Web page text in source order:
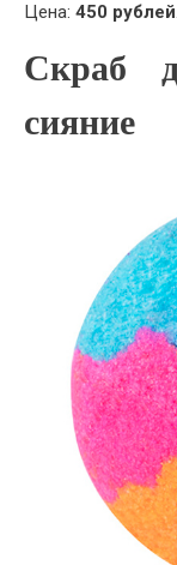
Цена: 450 рублей.
Скраб
сияние